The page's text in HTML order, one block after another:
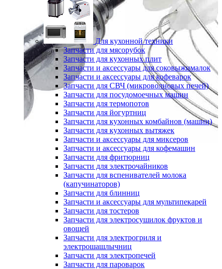
Для кухонной техники
Запчасти для мясорубок
Запчасти для кухонных плит
Запчасти и аксессуары для соковыжималок
Запчасти и аксессуары для кофеварок
Запчасти для СВЧ (микроволновых печей)
Запчасти для посудомоечных машин
Запчасти для термопотов
Запчасти для йогуртниц
Запчасти для кухонных комбайнов (машин)
Запчасти для кухонных вытяжек
Запчасти и аксессуары для миксеров
Запчасти и аксессуары для кофемашин
Запчасти для фритюрниц
Запчасти для электрочайников
Запчасти для вспенивателей молока
(капучинаторов)
Запчасти для блинниц
Запчасти и аксессуары для мультипекарей
Запчасти для тостеров
Запчасти для электросушилок фруктов и
овощей
Запчасти для электрогриля и
электрошашлычниц
Запчасти для электропечей
Запчасти для пароварок